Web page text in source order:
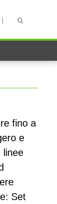
fino a
e
linee
Set